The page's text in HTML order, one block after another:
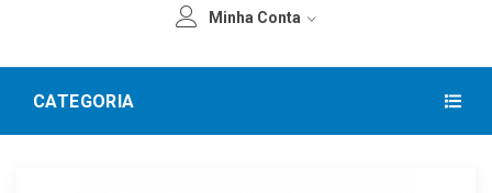
Minha Conta
CATEGORIA